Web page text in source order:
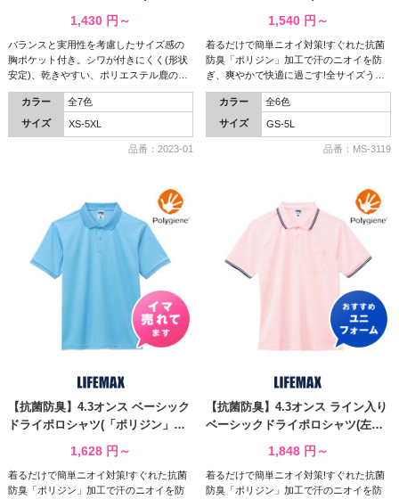
1,430 円～
バランスと実用性を考慮したサイズ感の
胸ポケット付き。シワが付きにくく(形状
安定)、乾きやすい、ポリエステル鹿の子
生地イージーケアポロシャツ。
カラー
全7色
サイズ
XS-5XL
品番：2023-01
1,540 円～
着るだけで簡単ニオイ対策!すぐれた抗菌
防臭「ポリジン」加工で汗のニオイを防
ぎ、爽やかで快適に過ごす!全サイズうれ
しい同一価格です!
カラー
全6色
サイズ
GS-5L
品番：MS-3119
【抗菌防臭】4.3オンス ベーシック
ドライポロシャツ(「ポリジン」加
1,628 円～
着るだけで簡単ニオイ対策!すぐれた抗菌
防臭「ポリジン」加工で汗のニオイを防
【抗菌防臭】4.3オンス ライン入り
ベーシックドライポロシャツ(左胸
ポケット付/「ポリジン」加工) (
1,848 円～
着るだけで簡単ニオイ対策!すぐれた抗菌
防臭「ポリジン」加工で汗のニオイを防